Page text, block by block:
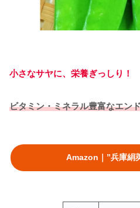
小さなサヤに、栄養ぎっしり！
ビタミン・ミネラル豊富なエン
Amazon｜”兵庫絹